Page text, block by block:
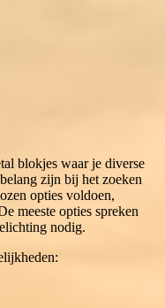
blokjes waar je diverse
zijn bij het zoeken
opties voldoen,
meeste opties spreken
nodig.